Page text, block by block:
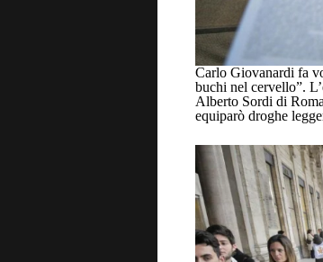
Carlo Giovanardi fa
buchi nel cervello”.
Alberto Sordi di
equiparò droghe